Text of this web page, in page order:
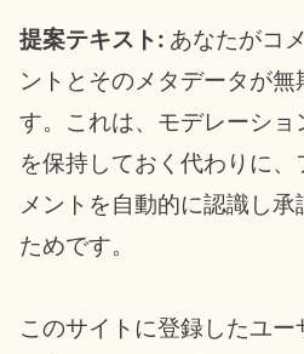
提案テキスト: あなたがコ
ントとそのメタデータが無
す。これは、モデレーショ
を保持しておく代わりに、
メントを自動的に認識し
ためです。
このサイトに登録したユ